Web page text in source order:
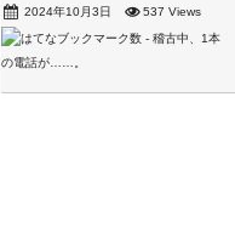
2024年10月3日 537 Views